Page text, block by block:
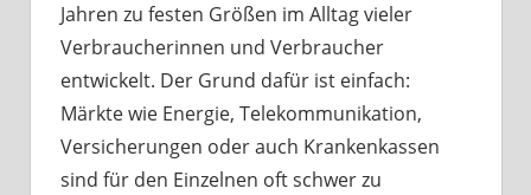
Jahren zu festen Größen im Alltag vieler
Verbraucherinnen und Verbraucher
entwickelt. Der Grund dafür ist einfach:
Märkte wie Energie, Telekommunikation,
Versicherungen oder auch Krankenkassen
sind für den Einzelnen oft schwer zu